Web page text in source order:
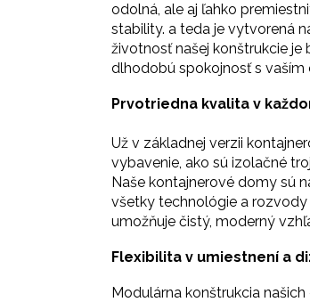
odolná, ale aj ľahko
stability. a teda je vytvorená
životnosť našej konštrukcie
dlhodobú spokojnosť s vaším
Prvotriedna kvalita v
Už v základnej verzii
vybavenie, ako sú izolačné
Naše kontajnerové domy sú
všetky technológie a rozvody
umožňuje čistý, moderný
Flexibilita v umiestnení a
Modulárna konštrukcia